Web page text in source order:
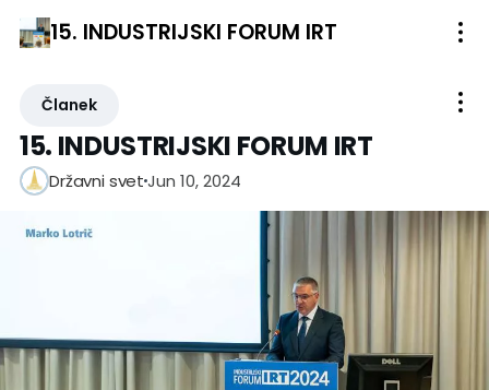
15. INDUSTRIJSKI FORUM IRT
Članek
15. INDUSTRIJSKI FORUM IRT
Državni svetJun 10, 2024